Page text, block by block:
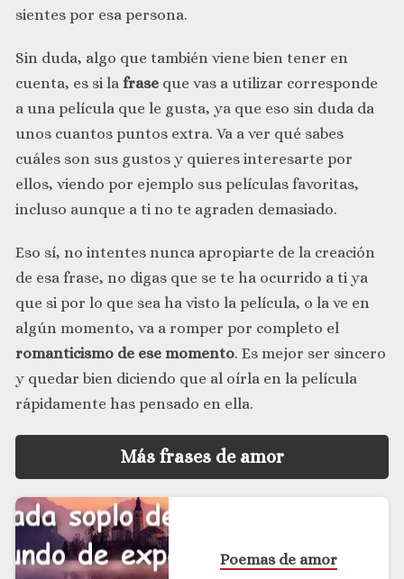
sientes por esa persona.
Sin duda, algo que también viene bien tener en
cuenta, es si la frase que vas a utilizar corresponde
a una película que le gusta, ya que eso sin duda da
unos cuantos puntos extra. Va a ver qué sabes
cuáles son sus gustos y quieres interesarte por
ellos, viendo por ejemplo sus películas favoritas,
incluso aunque a ti no te agraden demasiado.
Eso sí, no intentes nunca apropiarte de la creación
de esa frase, no digas que se te ha ocurrido a ti ya
que si por lo que sea ha visto la película, o la ve en
algún momento, va a romper por completo el
romanticismo de ese momento. Es mejor ser sincero
y quedar bien diciendo que al oírla en la película
rápidamente has pensado en ella.
Más frases de amor
Poemas de amor